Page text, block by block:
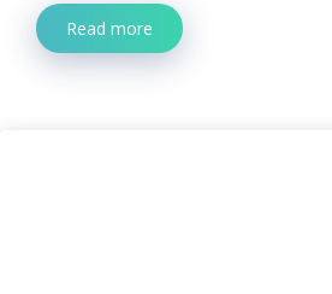
Read more